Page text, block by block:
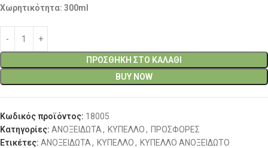
Χωρητικότητα: 300ml
ΠΡΟΣΘΉΚΗ ΣΤΟ ΚΑΛΆΘΙ
BUY NOW
Κωδικός προϊόντος: 18005
Κατηγορίες: ΑΝΟΞΕΙΔΩΤΑ, ΚΥΠΕΛΛΟ, ΠΡΟΣΦΟΡΕΣ
Ετικέτες: ΑΝΟΞΕΙΔΩΤΑ, ΚΥΠΕΛΛΟ, ΚΥΠΕΛΛΟ ΑΝΟΞΕΙΔΩΤΟ